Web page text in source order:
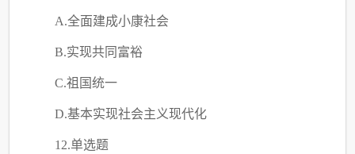
A.全面建成小康社会
B.实现共同富裕
C.祖国统一
D.基本实现社会主义现代化
12.单选题